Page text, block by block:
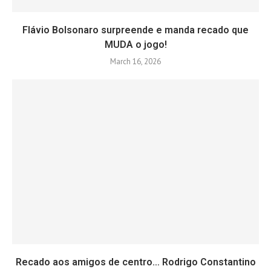
Flávio Bolsonaro surpreende e manda recado que
MUDA o jogo!
March 16, 2026
Recado aos amigos de centro… Rodrigo Constantino